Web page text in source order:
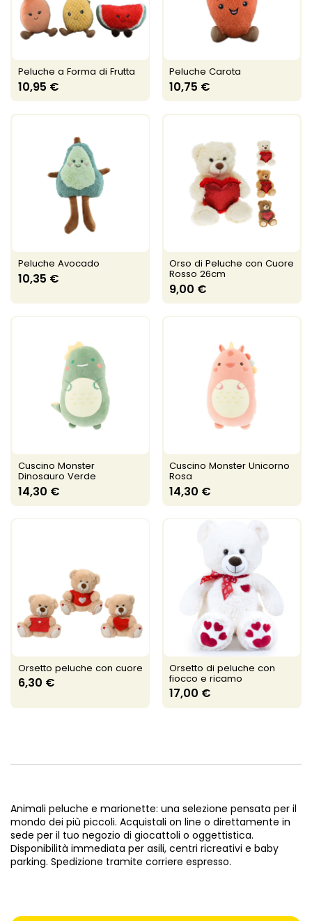
Peluche a Forma di Frutta
10,95 €
Peluche Carota
10,75 €
Peluche Avocado
10,35 €
Orso di Peluche con Cuore
Rosso 26cm
9,00 €
Cuscino Monster
Dinosauro Verde
14,30 €
Cuscino Monster Unicorno
Rosa
14,30 €
Orsetto peluche con cuore
6,30 €
Orsetto di peluche con
fiocco e ricamo
17,00 €
Animali peluche e marionette: una selezione pensata per il
mondo dei più piccoli. Acquistali on line o direttamente in
sede per il tuo negozio di giocattoli o oggettistica.
Disponibilità immediata per asili, centri ricreativi e baby
parking. Spedizione tramite corriere espresso.